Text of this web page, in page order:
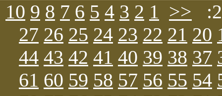
<<
1
2
3
4
5
6
7
8
9
10
20
21
22
23
24
25
26
27
37
38
39
40
41
42
43
44
54
55
56
57
58
59
60
61